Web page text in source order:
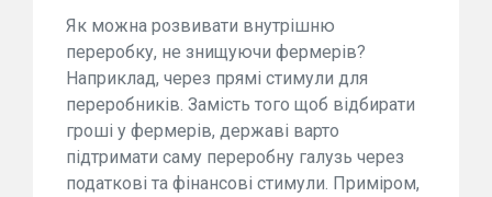
Як можна розвивати внутрішню
переробку, не знищуючи фермерів?
Наприклад, через прямі стимули для
переробників. Замість того щоб відбирати
гроші у фермерів, державі варто
підтримати саму переробну галузь через
податкові та фінансові стимули. Приміром,